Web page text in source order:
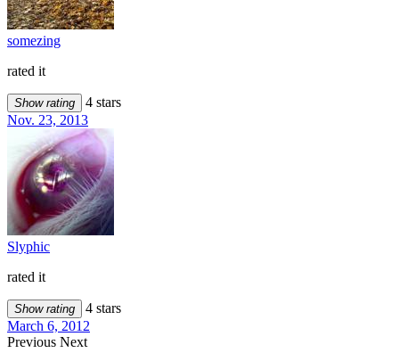
somezing
rated it
Show rating
4 stars
Nov. 23, 2013
Slyphic
rated it
Show rating
4 stars
March 6, 2012
Previous Next